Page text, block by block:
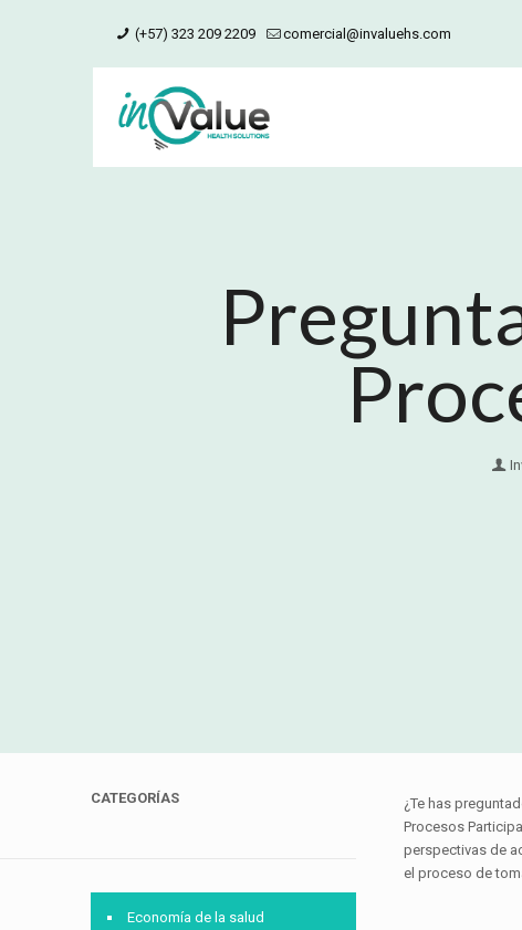
(+57) 323 209 2209 comercial@invaluehs.com
¿Te has
Procesos
perspectivas de
el proceso de
CATEGORÍAS
Economía de la salud